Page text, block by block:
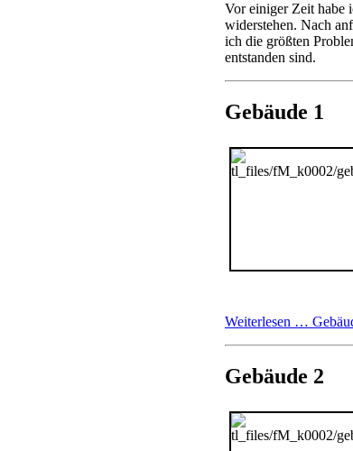
Vor einiger Zeit habe
widerstehen. Nach
ich die größten
entstanden sind.
Gebäude 1
Weiterlesen …
Gebäude 2